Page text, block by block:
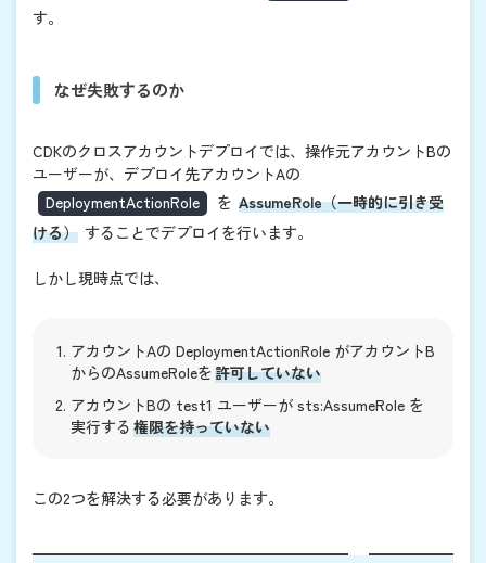
す。
なぜ失敗するのか
CDKのクロスアカウントデプロイでは、操作元アカウントBの
ユーザーが、デプロイ先アカウントAの
DeploymentActionRole
を AssumeRole（一時的に引き受
ける） することでデプロイを行います。
しかし現時点では、
アカウントAの DeploymentActionRole がアカウントB
からのAssumeRoleを許可していない
アカウントBの test1 ユーザーがsts:AssumeRole を
実行する 権限を持っていない
この2つを解決する必要があります。